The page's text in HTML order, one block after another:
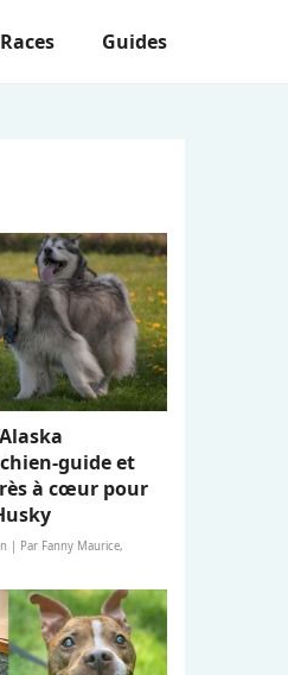
Races Guides
guide et
à cœur pour
| Par Fanny Maurice,